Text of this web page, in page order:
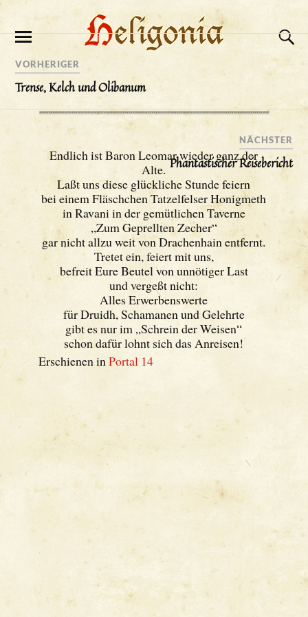
Endlich ist Baron Leomar wieder ganz der
Alte.
Laßt uns diese glückliche Stunde feiern
bei einem Fläschchen Tatzelfelser Honigmeth
in Ravani in der gemütlichen Taverne
„Zum Geprellten Zecher“
gar nicht allzu weit von Drachenhain entfernt.
Tretet ein, feiert mit uns,
befreit Eure Beutel von unnötiger Last
und vergeßt nicht:
Alles Erwerbenswerte
für Druidh, Schamanen und Gelehrte
gibt es nur im „Schrein der Weisen“
schon dafür lohnt sich das Anreisen!
Erschienen inPortal 14
VORHERIGER
Trense, Kelch und Olibanum
NÄCHSTER
Phantastischer Reisebericht